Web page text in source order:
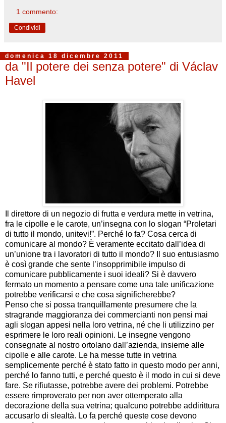
1 commento:
Condividi
domenica 18 dicembre 2011
da "Il potere dei senza potere" di Václav
Havel
Il direttore di un negozio di frutta e verdura mette in vetrina,
fra le cipolle e le carote, un’insegna con lo slogan “Proletari
di tutto il mondo, unitevi!”. Perché lo fa? Cosa cerca di
comunicare al mondo? È veramente eccitato dall’idea di
un’unione tra i lavoratori di tutto il mondo? Il suo entusiasmo
è così grande che sente l’insopprimibile impulso di
comunicare pubblicamente i suoi ideali? Si è davvero
fermato un momento a pensare come una tale unificazione
potrebbe verificarsi e che cosa significherebbe?
Penso che si possa tranquillamente presumere che la
stragrande maggioranza dei commercianti non pensi mai
agli slogan appesi nella loro vetrina, né che li utilizzino per
esprimere le loro reali opinioni. Le insegne vengono
consegnate al nostro ortolano dall’azienda, insieme alle
cipolle e alle carote. Le ha messe tutte in vetrina
semplicemente perché è stato fatto in questo modo per anni,
perché lo fanno tutti, e perché questo è il modo in cui si deve
fare. Se rifiutasse, potrebbe avere dei problemi. Potrebbe
essere rimproverato per non aver ottemperato alla
decorazione della sua vetrina; qualcuno potrebbe addirittura
accusarlo di slealtà. Lo fa perché queste cose devono